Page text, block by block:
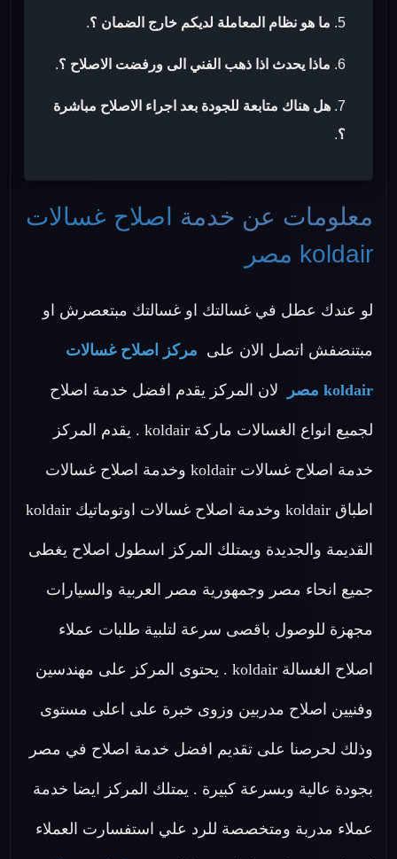
ما هو نظام المعاملة لديكم خارج الضمان ؟.
ماذا يحدث اذا ذهب الفني الى ورفضت الاصلاح ؟.
هل هناك متابعة للجودة بعد اجراء الاصلاح مباشرة
؟.
معلومات عن خدمة
اصلاح غسالات
koldair مصر
لو عندك عطل في غسالتك او غسالتك مبتعصرش او
مبتنضفش اتصل الان على مركز اصلاح غسالات
koldair مصر لان المركز يقدم افضل خدمة اصلاح
لجميع انواع الغسالات ماركة koldair . يقدم المركز
خدمة اصلاح غسالات koldair وخدمة اصلاح غسالات
اطباق koldair وخدمة اصلاح غسالات اوتوماتيك koldair
القديمة والجديدة ويمتلك المركز اسطول اصلاح يغطى
جميع انحاء مصر وجمهورية مصر العربية والسيارات
مجهزة للوصول باقصى سرعة لتلبية طلبات عملاء
اصلاح الغسالة koldair . يحتوى المركز على مهندسين
وفنيين اصلاح مدربين وزوى خبرة على اعلى مستوى
وذلك لحرصنا على تقديم افضل خدمة اصلاح في مصر
بجودة عالية وبسرعة كبيرة . يمتلك المركز ايضا خدمة
عملاء مدربة ومتخصصة للرد علي استفسارت العملاء